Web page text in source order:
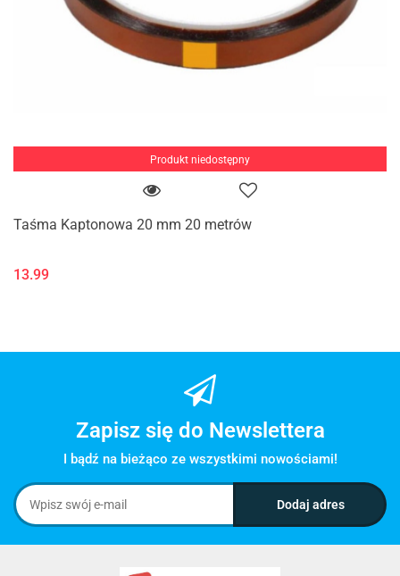
Produkt niedostępny
Taśma Kaptonowa 20 mm 20 metrów
13.99
Zapisz się do Newslettera
I bądź na bieżąco ze wszystkimi nowościami!